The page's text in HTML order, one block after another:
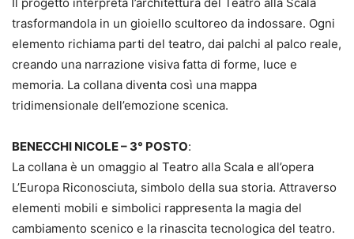
trasformandola in un gioiello scultoreo da indossare. Ogni
elemento richiama parti del teatro, dai palchi al palco reale,
creando una narrazione visiva fatta di forme, luce e
memoria. La collana diventa così una mappa
tridimensionale dell’emozione scenica.
BENECCHI NICOLE – 3° POSTO:
La collana è un omaggio al Teatro alla Scala e all’opera
L’Europa Riconosciuta, simbolo della sua storia. Attraverso
elementi mobili e simbolici rappresenta la magia del
cambiamento scenico e la rinascita tecnologica del teatro.